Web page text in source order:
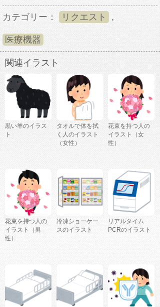
カテゴリー： リクエスト ,
医療機器
関連イラスト
黒い羊のイラス
ト
タオルで体を拭
く人のイラスト
（女性）
花束を持つ人の
イラスト（女
性）
花束を持つ人の
イラスト（男
性）
冷凍ショーケー
スのイラスト
リアルタイム
PCRのイラスト